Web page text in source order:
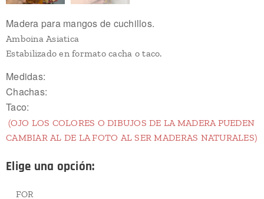
Madera para mangos de cuchillos.
Amboina Asiatica
Estabilizado en formato cacha o taco.
Medidas:
Chachas:
Taco:
(OJO LOS COLORES O DIBUJOS DE LA MADERA PUEDEN
CAMBIAR AL DE LA FOTO AL SER MADERAS NATURALES)
Elige una opción:
FOR